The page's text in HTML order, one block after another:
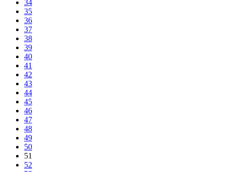
34
35
36
37
38
39
40
41
42
43
44
45
46
47
48
49
50
51
52